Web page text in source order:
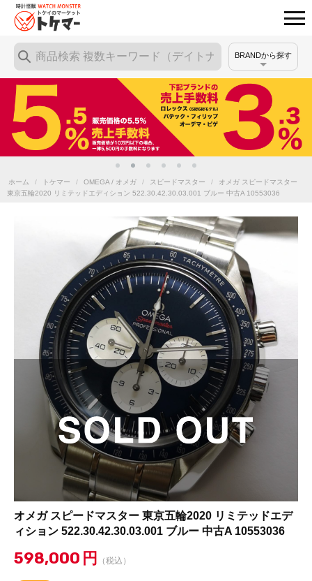
BRANDから探す
ホーム / トケマー / OMEGA / オメガ / スピードマスター /
オメガ スピードマスター
東京五輪2020 リミテッドエディション 522.30.42.30.03.001 ブルー 中古A 10553036
オメガ スピードマスター 東京五輪2020 リミテッドエデ
ィション 522.30.42.30.03.001 ブルー 中古A 10553036
598,000 円 （税込）